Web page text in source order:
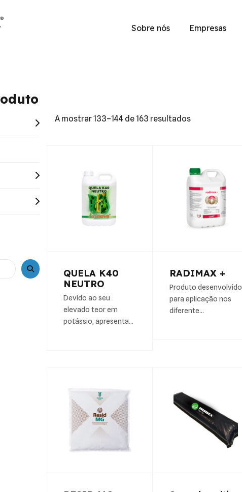
Sobre nós Empresas
A mostrar 133–144 de 163 resultados
QUELA K40
NEUTRO
Devido ao seu
elevado teor em
potássio, apresenta…
RADIMAX +
Produto desenvolvido
para aplicação nos
diferente…